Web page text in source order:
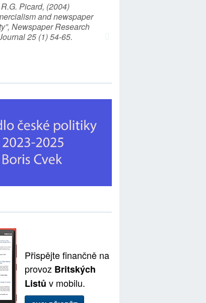
R.G. Picard, (2004)
and newspaper
Newspaper Research
25 (1) 54-65.
Přispějte finančně na
provoz Britských
Listů v mobilu.